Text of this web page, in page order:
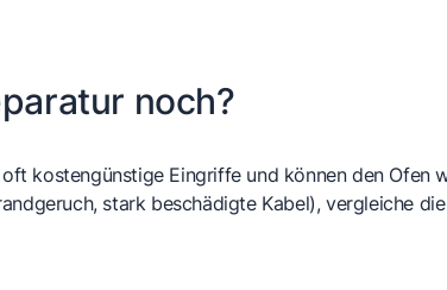
noch?
kostengünstige Eingriffe und können den Ofen
stark beschädigte Kabel), vergleiche